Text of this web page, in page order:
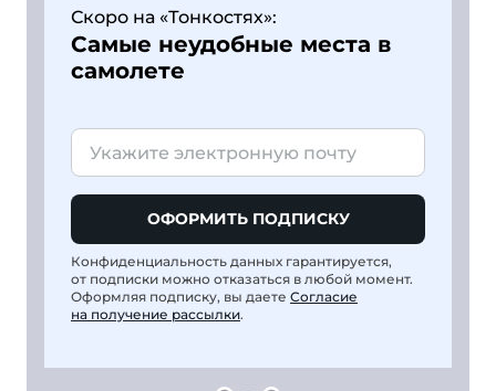
Скоро на «Тонкостях»:
Самые неудобные места в
самолете
ОФОРМИТЬ ПОДПИСКУ
Конфиденциальность данных гарантируется,
от подписки можно отказаться в любой момент.
Оформляя подписку, вы даете Согласие
на получение рассылки.